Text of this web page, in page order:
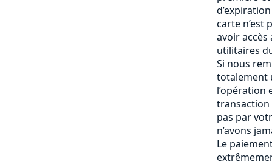
carte n’est
avoir
utilitaires
Si nous
totalement
l’opération
transaction
pas par
n’avons
Le